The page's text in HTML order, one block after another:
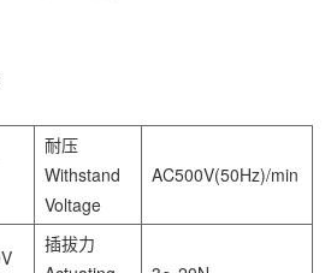
耐压
Withstand
Voltage
AC500V(50Hz)/min
插拔力